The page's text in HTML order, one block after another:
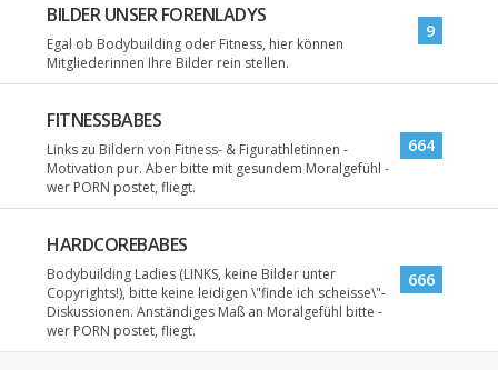
BILDER UNSER FORENLADYS
Egal ob Bodybuilding oder Fitness, hier können
Mitgliederinnen Ihre Bilder rein stellen.
9
FITNESSBABES
Links zu Bildern von Fitness- & Figurathletinnen -
Motivation pur. Aber bitte mit gesundem Moralgefühl -
wer PORN postet, fliegt.
664
HARDCOREBABES
Bodybuilding Ladies (LINKS, keine Bilder unter
Copyrights!), bitte keine leidigen \"finde ich scheisse\"-
Diskussionen. Anständiges Maß an Moralgefühl bitte -
wer PORN postet, fliegt.
666